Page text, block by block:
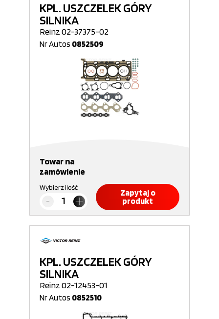
KPL. USZCZELEK GÓRY
SILNIKA
Reinz 02-37375-02
Nr Autos 0852509
Towar na
zamówienie
Wybierz ilość
Zapytaj o
produkt
KPL. USZCZELEK GÓRY
SILNIKA
Reinz 02-12453-01
Nr Autos 0852510